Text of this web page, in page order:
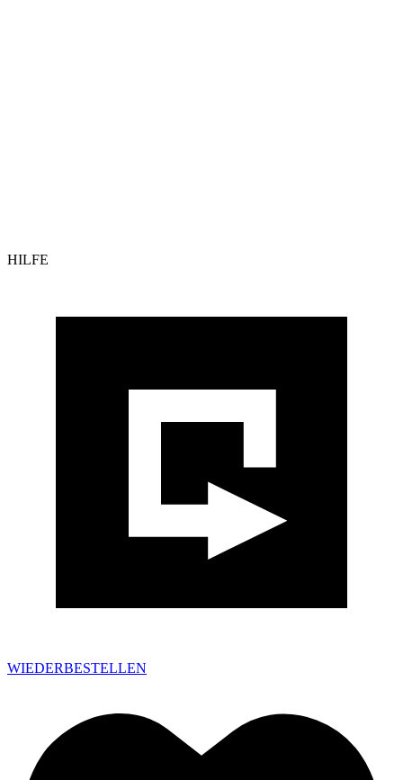
HILFE
WIEDERBESTELLEN